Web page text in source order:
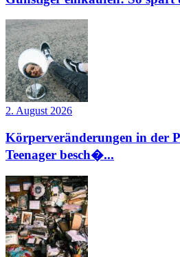
2. August 2026
Körperveränderungen in der
Teenager besch�...